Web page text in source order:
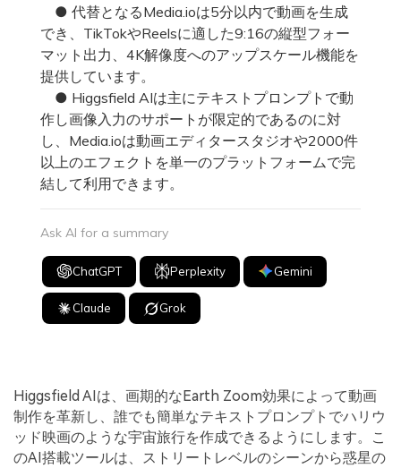
● 代替となるMedia.ioは5分以内で動画を生成
でき、TikTokやReelsに適した9:16の縦型フォー
マット出力、4K解像度へのアップスケール機能を
提供しています。
● Higgsfield AIは主にテキストプロンプトで動
作し画像入力のサポートが限定的であるのに対
し、Media.ioは動画エディタースタジオや2000件
以上のエフェクトを単一のプラットフォームで完
結して利用できます。
Ask AI for a summary
ChatGPT Perplexity Gemini
Claude Grok
Higgsfield AIは、画期的なEarth Zoom効果によって動画
制作を革新し、誰でも簡単なテキストプロンプトでハリウ
ッド映画のような宇宙旅行を作成できるようにします。こ
のAI搭載ツールは、ストリートレベルのシーンから惑星の